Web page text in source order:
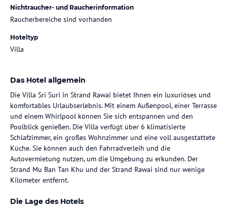
Nichtraucher- und Raucherinformation
Raucherbereiche sind vorhanden
Hoteltyp
Villa
Das Hotel allgemein
Die Villa Sri Suri in Strand Rawai bietet Ihnen ein luxuriöses und
komfortables Urlaubserlebnis. Mit einem Außenpool, einer Terrasse
und einem Whirlpool können Sie sich entspannen und den
Poolblick genießen. Die Villa verfügt über 6 klimatisierte
Schlafzimmer, ein großes Wohnzimmer und eine voll ausgestattete
Küche. Sie können auch den Fahrradverleih und die
Autovermietung nutzen, um die Umgebung zu erkunden. Der
Strand Mu Ban Tan Khu und der Strand Rawai sind nur wenige
Kilometer entfernt.
Die Lage des Hotels